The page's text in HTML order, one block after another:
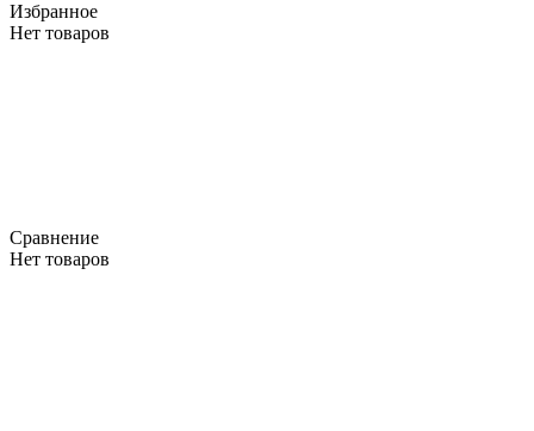
Избранное
Нет товаров
Сравнение
Нет товаров